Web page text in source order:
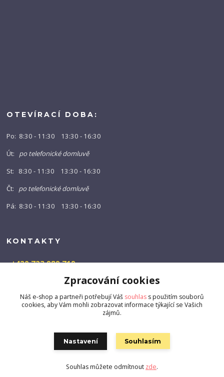
OTEVÍRACÍ DOBA:
Po: 8:30 - 11:30 13:30 - 16:30
Út: po telefonické domluvě
St: 8:30 - 11:30 13:30 - 16:30
Čt: po telefonické domluvě
Pá: 8:30 - 11:30 13:30 - 16:30
KONTAKTY
+420 723 989 719
info@barny-shop.cz
Vytvořeno na Eshop-rychle.cz
Zpracování cookies
Náš e-shop a partneři potřebují Váš souhlas s použitím souborů
cookies, aby Vám mohli zobrazovat informace týkající se Vašich
zájmů.
Nastavení Souhlasím
Souhlas můžete odmítnout zde.